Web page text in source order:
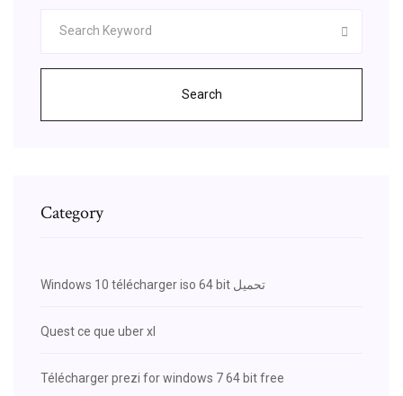
Search
Category
Windows 10 télécharger iso 64 bit تحميل
Quest ce que uber xl
Télécharger prezi for windows 7 64 bit free